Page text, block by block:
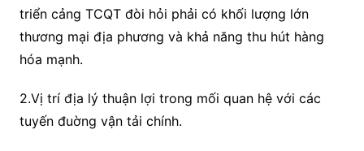
triển cảng TCQT đòi hỏi phải có khối lượng lớn
thương mại địa phương và khả năng thu hút hàng
hóa mạnh.
2.Vị trí địa lý thuận lợi trong mối quan hệ với các
tuyến đuờng vận tải chính.